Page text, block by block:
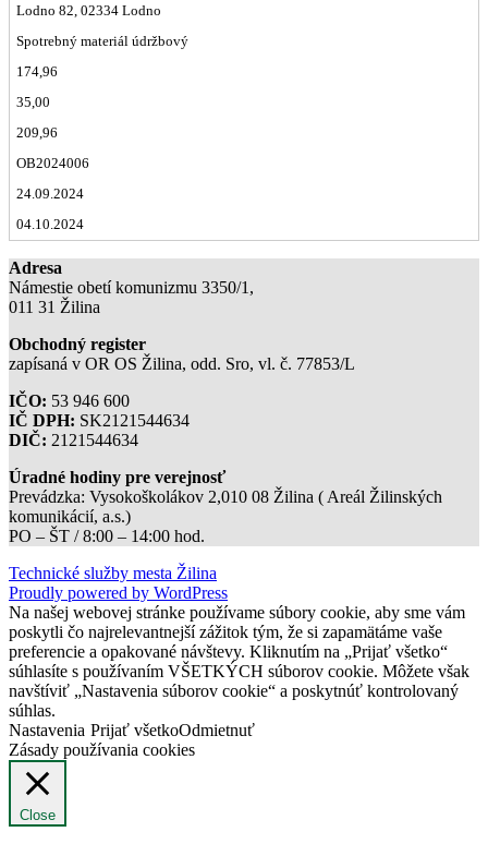
Lodno 82, 02334 Lodno
Spotrebný materiál údržbový
174,96
35,00
209,96
OB2024006
24.09.2024
04.10.2024
Adresa
Námestie obetí komunizmu 3350/1,
011 31 Žilina
Obchodný register
zapísaná v OR OS Žilina, odd. Sro, vl. č. 77853/L
IČO: 53 946 600
IČ DPH: SK2121544634
DIČ: 2121544634
Úradné hodiny pre verejnosť
Prevádzka: Vysokoškolákov 2,010 08 Žilina ( Areál Žilinských
komunikácií, a.s.)
PO – ŠT / 8:00 – 14:00 hod.
Technické služby mesta Žilina
Proudly powered by WordPress
Na našej webovej stránke používame súbory cookie, aby sme vám
poskytli čo najrelevantnejší zážitok tým, že si zapamätáme vaše
preferencie a opakované návštevy. Kliknutím na „Prijať všetko“
súhlasíte s používaním VŠETKÝCH súborov cookie. Môžete však
navštíviť „Nastavenia súborov cookie“ a poskytnúť kontrolovaný
súhlas.
Nastavenia Prijať všetkoOdmietnuť
Zásady používania cookies
Close